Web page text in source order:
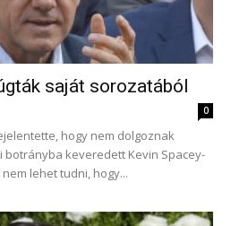
saját sorozatából
0
hogy nem dolgoznak
keveredett Kevin Spacey-
lehet tudni, hogy...